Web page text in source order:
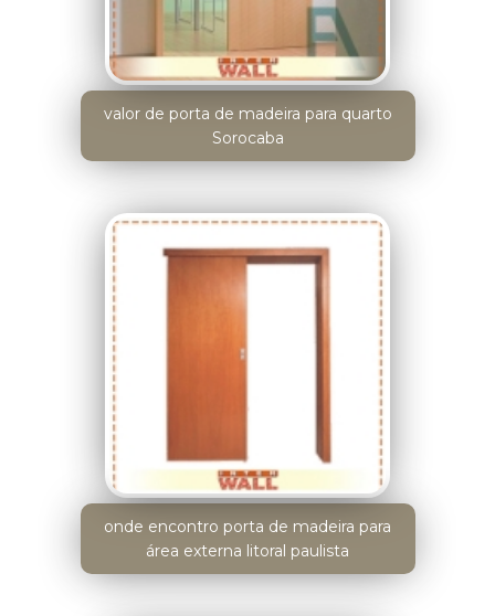
valor de porta de madeira para quarto
Sorocaba
onde encontro porta de madeira para
área externa litoral paulista